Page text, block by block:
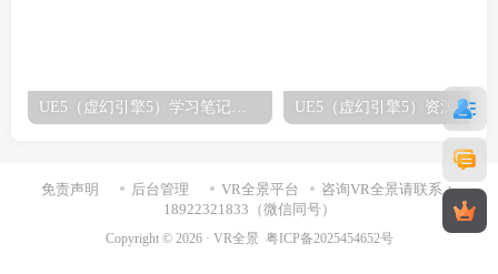
免责声明 后台管理 VR全景平台
咨询VR全景请联系：
18922321833（微信同号）
Copyright © 2026 · VR全景 粤ICP备2025454652号